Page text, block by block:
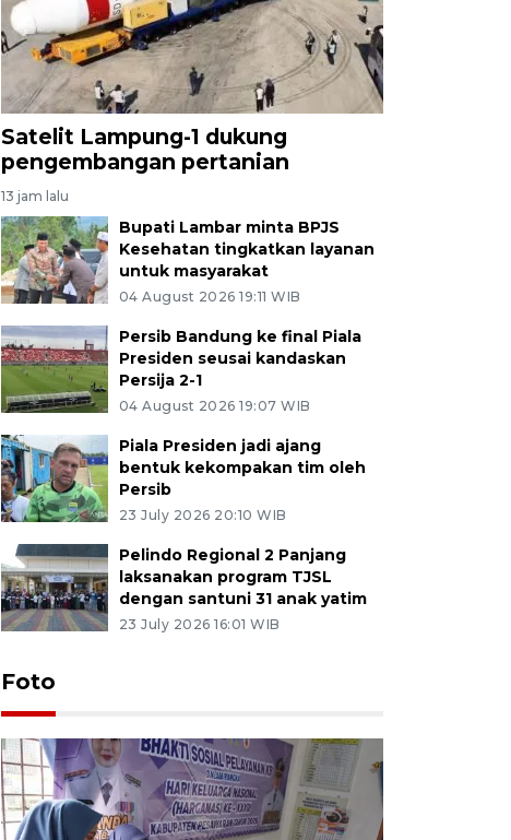
Satelit Lampung-1 dukung
pengembangan pertanian
13 jam lalu
Bupati Lambar minta BPJS
Kesehatan tingkatkan layanan
untuk masyarakat
04 August 2026 19:11 WIB
Persib Bandung ke final Piala
Presiden seusai kandaskan
Persija 2-1
04 August 2026 19:07 WIB
Piala Presiden jadi ajang
bentuk kekompakan tim oleh
Persib
23 July 2026 20:10 WIB
Pelindo Regional 2 Panjang
laksanakan program TJSL
dengan santuni 31 anak yatim
23 July 2026 16:01 WIB
Foto